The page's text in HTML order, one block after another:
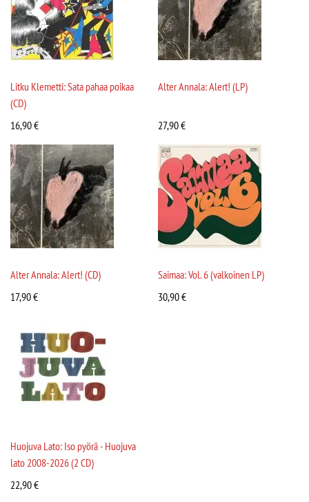
Litku Klemetti: Sata pahaa poikaa
(CD)
16,90€
Alter Annala: Alert! (LP)
27,90€
Alter Annala: Alert! (CD)
17,90€
Saimaa: Vol. 6 (valkoinen LP)
30,90€
Huojuva Lato: Iso pyörä - Huojuva
lato 2008-2026 (2 CD)
22,90€